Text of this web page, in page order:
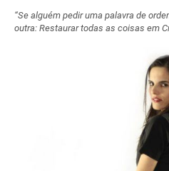
“Se alguém pedir uma palavra de
outra: Restaurar todas as coisas em